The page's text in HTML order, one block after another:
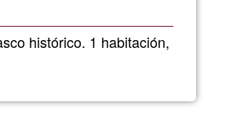
histórico. 1 habitación,